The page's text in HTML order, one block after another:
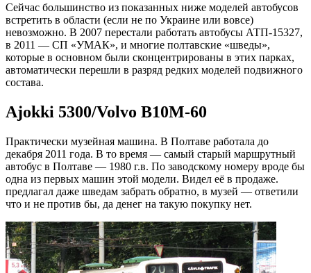
Сейчас большинство из показанных ниже моделей автобусов
встретить в области (если не по Украине или вовсе)
невозможно. В 2007 перестали работать автобусы АТП-15327,
в 2011 — СП «УМАК», и многие полтавские «шведы»,
которые в основном были сконцентрированы в этих парках,
автоматически перешли в разряд редких моделей подвижного
состава.
Ajokki 5300/Volvo B10M-60
Практически музейная машина. В Полтаве работала до
декабря 2011 года. В то время — самый старый маршрутный
автобус в Полтаве — 1980 г.в. По заводскому номеру вроде бы
одна из первых машин этой модели. Видел её в продаже.
предлагал даже шведам забрать обратно, в музей — ответили
что и не против бы, да денег на такую покупку нет.